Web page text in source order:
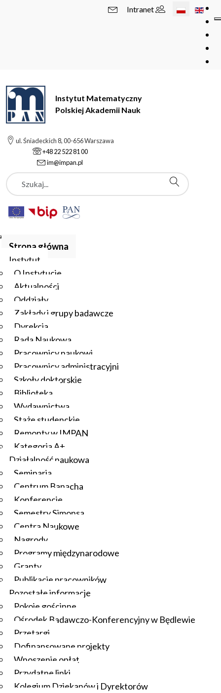
Wybierz swój
Intranet
Instytut Matematyczny
Polskiej Akademii Nauk
ul. Śniadeckich 8, 00-656 Warszawa
+48 22 522 81 00
im@impan.pl
Szukaj
Strona główna
Instytut
O Instytucie
Aktualności
Oddziały
Zakłady i grupy badawcze
Dyrekcja
Rada Naukowa
Pracownicy naukowi
Pracownicy administracyjni
Szkoły doktorskie
Biblioteka
Wydawnictwa
Staże studenckie
Remonty w IMPAN
Kategoria A+
Działalność naukowa
Seminaria
Centrum Banacha
Konferencje
Semestry Simonsa
Centra Naukowe
Nagrody
Programy międzynarodowe
Granty
Publikacje pracowników
Pozostałe informacje
Pokoje gościnne
Ośrodek Badawczo-Konferencyjny w Będlewie
Przetargi
Dofinansowane projekty
Wnoszenie opłat
Przydatne linki
Kolegium Dziekanów i Dyrektorów